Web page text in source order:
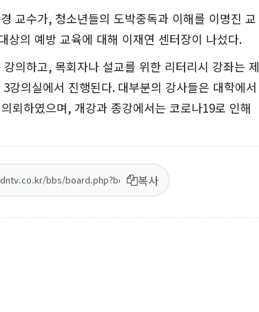
교수가, 청소년들의 도박중독과 이해를 이명진 교
상의 예방 교육에 대해 이재연 센터장이 나섰다.
강의하고, 목회자나 설교를 위한 리터리시 강좌는 제
3강의실에서 진행된다. 대부분의 강사들은 대학에서
뢰하였으며, 개강과 종강에서는 코로나19로 인해
복사